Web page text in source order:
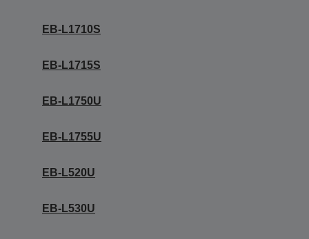
EB-L1710S
EB-L1715S
EB-L1750U
EB-L1755U
EB-L520U
EB-L530U